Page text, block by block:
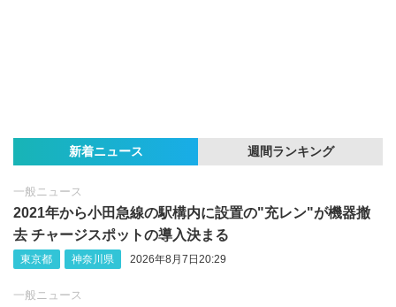
新着ニュース 週間ランキング
一般ニュース
2021年から小田急線の駅構内に設置の"充レン"が機器撤
去 チャージスポットの導入決まる
東京都 神奈川県 2026年8月7日20:29
一般ニュース